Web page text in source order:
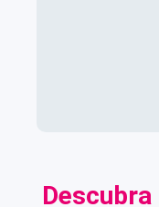
Descubra